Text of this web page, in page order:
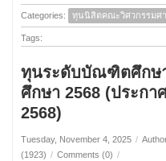
Categories: ทุนนิสิตคณะวิศวกรรมศ
Tags:
ทุนระดับบัณฑิตศึกษ
ศึกษา 2568 (ประก
2568)
Tuesday, November 4, 2025 /
(1923) / Comments (0) /